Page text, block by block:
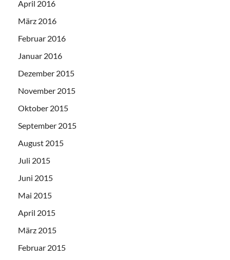
April 2016
März 2016
Februar 2016
Januar 2016
Dezember 2015
November 2015
Oktober 2015
September 2015
August 2015
Juli 2015
Juni 2015
Mai 2015
April 2015
März 2015
Februar 2015